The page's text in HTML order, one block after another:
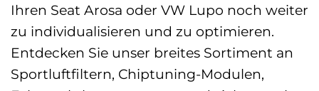
Ihren Seat Arosa oder VW Lupo noch weiter
zu individualisieren und zu optimieren.
Entdecken Sie unser breites Sortiment an
Sportluftfiltern, Chiptuning-Modulen,